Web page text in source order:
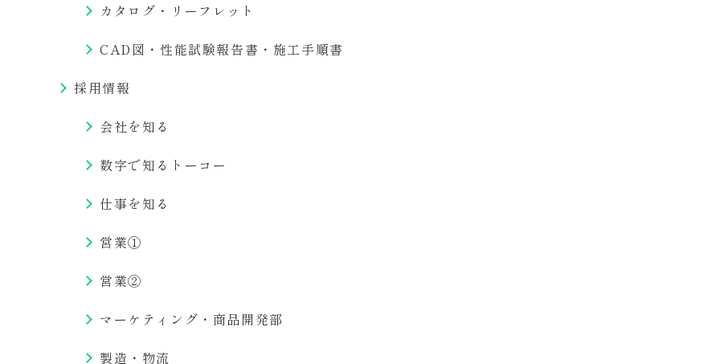
カタログ・リーフレット
CAD図・性能試験報告書・施工手順書
採用情報
会社を知る
数字で知るトーコー
仕事を知る
営業①
営業②
マーケティング・商品開発部
製造・物流